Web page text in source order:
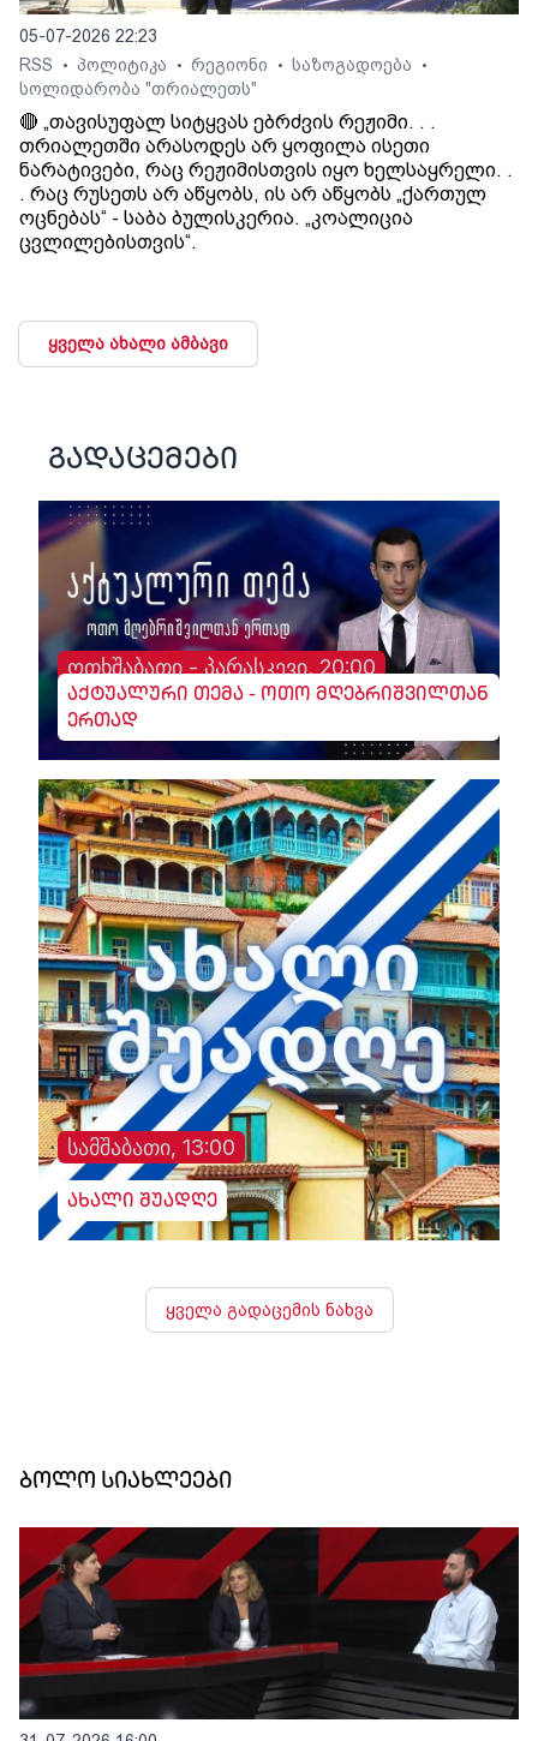
05-07-2026 22:23
RSS
• პოლიტიკა • რეგიონი • საზოგადოება •
სოლიდარობა "თრიალეთს"
🔴 „თავისუფალ სიტყვას ებრძვის რეჟიმი. . .
თრიალეთში არასოდეს არ ყოფილა ისეთი
ნარატივები, რაც რეჟიმისთვის იყო ხელსაყრელი. .
. რაც რუსეთს არ აწყობს, ის არ აწყობს „ქართულ
ოცნებას“ - საბა ბულისკერია. „კოალიცია
ცვლილებისთვის“.
ყველა ახალი ამბავი
გადაცემები
ოთხშაბათი - პარასკევი, 20:00
აქტუალური თემა - ოთო მღებრიშვილთან
ერთად
სამშაბათი, 13:00
ახალი შუადღე
ყველა გადაცემის ნახვა
ბოლო სიახლეები